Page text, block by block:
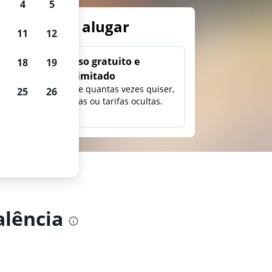
para alugar
Uso gratuito e
ilimitado
Pesquise quantas vezes quiser,
sem taxas ou tarifas ocultas.
4 5
11 12
18 19
25 26